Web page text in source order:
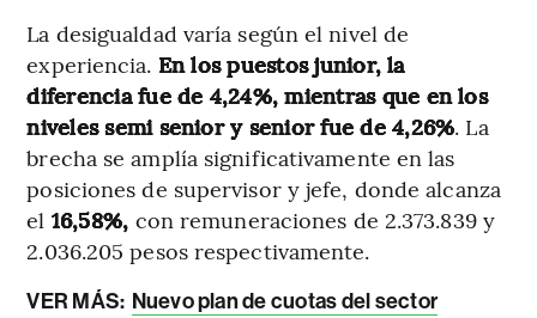
La desigualdad varía según el nivel de
experiencia. En los puestos junior, la
diferencia fue de 4,24%, mientras que en los
niveles semi senior y senior fue de 4,26%. La
brecha se amplía significativamente en las
posiciones de supervisor y jefe, donde alcanza
el 16,58%, con remuneraciones de 2.373.839 y
2.036.205 pesos respectivamente.
VER MÁS: Nuevo plan de cuotas del sector